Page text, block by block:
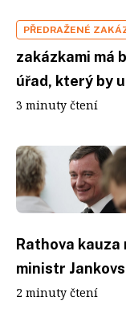
PŘEDRAŽENÉ
zakázkami má
úřad, který by
3 minuty čtení
Rathova
ministr
2 minuty čtení